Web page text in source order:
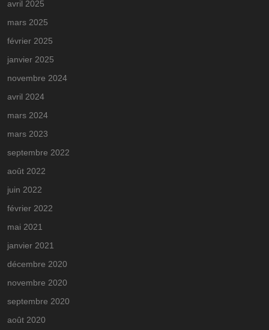
avril 2025
mars 2025
février 2025
janvier 2025
novembre 2024
avril 2024
mars 2024
mars 2023
septembre 2022
août 2022
juin 2022
février 2022
mai 2021
janvier 2021
décembre 2020
novembre 2020
septembre 2020
août 2020